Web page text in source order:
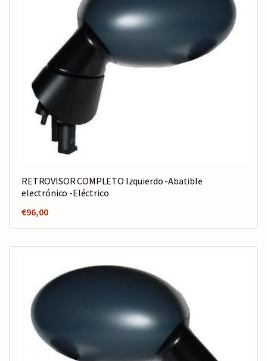
RETROVISOR COMPLETO Izquierdo -Abatible
electrónico -Eléctrico
€96,00